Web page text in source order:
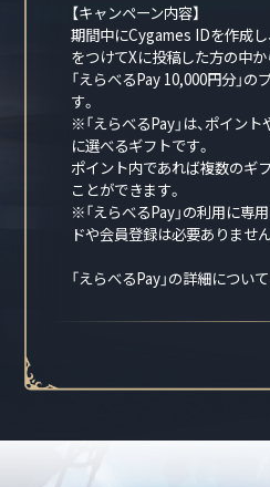
【キャンペーン内容】
期間中にCygames IDを作成し
をつけてXに投稿した方の中か
「えらべるPay 10,000円分」
す。
※「えらべるPay」は、ポイン
に選べるギフトです。
ポイント内であれば複数のギ
ことができます。
※「えらべるPay」の利用に専
ドや会員登録は必要ありません
「えらべるPay」の詳細につい